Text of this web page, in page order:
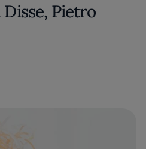
Pietro